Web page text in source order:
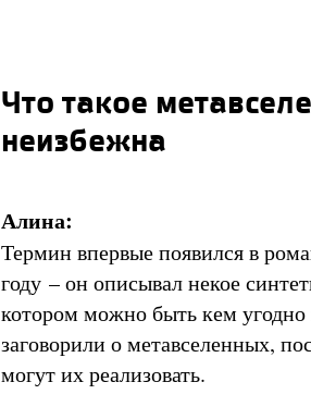
Что такое
неизбежна
Алина:
Термин впервые появился в
году – он описывал некое
котором можно быть кем угодно
заговорили о метавселенных,
могут их реализовать.